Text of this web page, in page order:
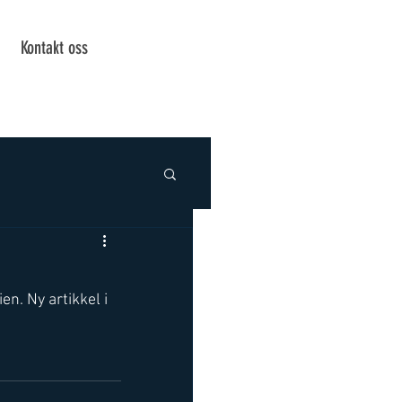
Kontakt oss
Ny artikkel i